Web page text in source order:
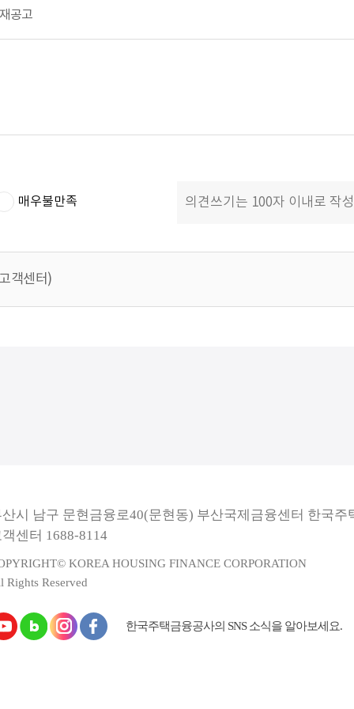
공고
매우불만족
객센터)
산시 남구 문현금융로40(문현동) 부산국제금융센터 한국주
객센터 1688-8114
KOREA HOUSING FINANCE CORPORATION
Rights Reserved
한국주택금융공사의 SNS 소식을 알아보세요.